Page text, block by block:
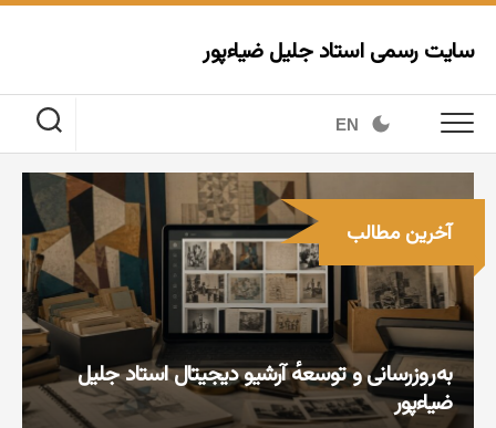
Skip
content
سایت رسمی استاد جلیل ضیاءپور
EN
به‌روزرسانی و توسعهٔ آرشیو دیجیتال استاد جلیل
ضیاءپور
آخرین مطالب